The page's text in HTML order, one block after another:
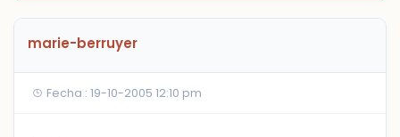
marie-berruyer
Fecha : 19-10-2005 12:10 pm